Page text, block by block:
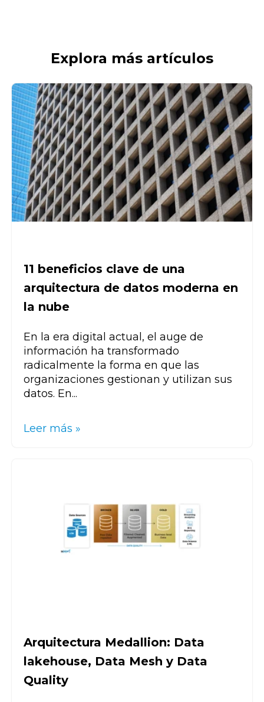
Explora más artículos
11 beneficios clave de una
arquitectura de datos moderna en
la nube
En la era digital actual, el auge de
información ha transformado
radicalmente la forma en que las
organizaciones gestionan y utilizan sus
datos. En...
Leer más »
Arquitectura Medallion: Data
lakehouse, Data Mesh y Data
Quality